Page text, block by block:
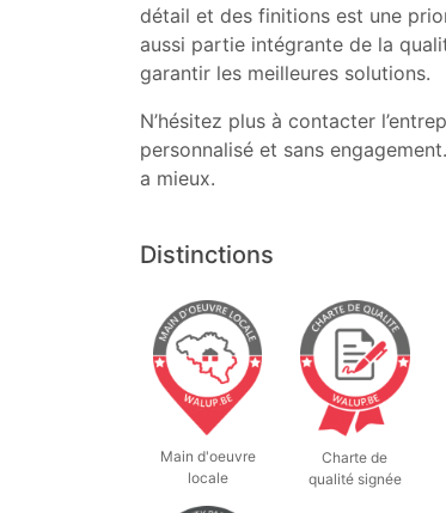
détail et des finitions est une
aussi partie intégrante de la
garantir les meilleures solutions.
N’hésitez plus à contacter
personnalisé et sans
a mieux.
Distinctions
Main d'oeuvre
locale
Charte de
qualité signée